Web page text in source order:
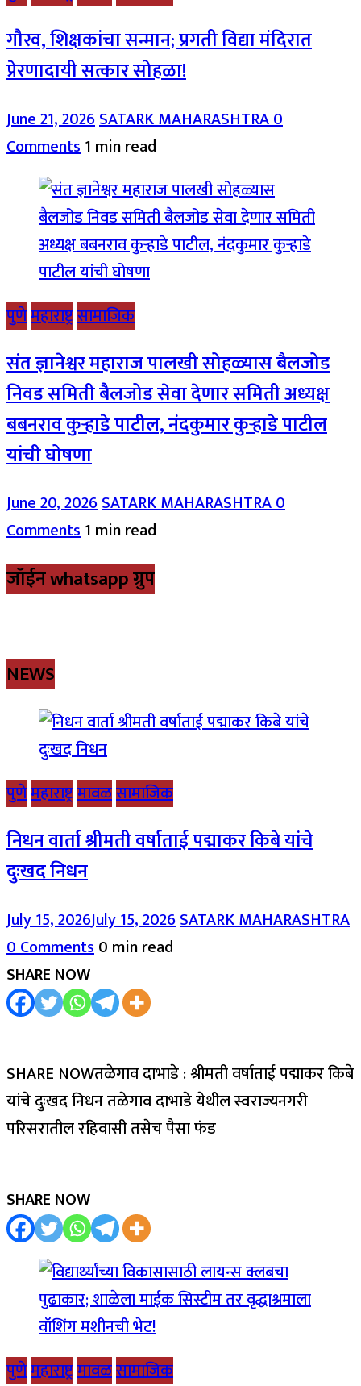
गौरव, शिक्षकांचा सन्मान; प्रगती विद्या मंदिरात
प्रेरणादायी सत्कार सोहळा!
June 21, 2026SATARK MAHARASHTRA0
Comments1 min read
पुणेमहाराष्ट्रसामाजिक
संत ज्ञानेश्वर महाराज पालखी सोहळ्यास बैलजोड
निवड समिती बैलजोड सेवा देणार समिती अध्यक्ष
बबनराव कुऱ्हाडे पाटील, नंदकुमार कुऱ्हाडे पाटील
यांची घोषणा
June 20, 2026SATARK MAHARASHTRA0
Comments1 min read
जॉईन whatsapp ग्रुप
NEWS
पुणेमहाराष्ट्रमावळसामाजिक
निधन वार्ता श्रीमती वर्षाताई पद्माकर किबे यांचे
दुःखद निधन
July 15, 2026July 15, 2026SATARK MAHARASHTRA
0 Comments0 min read
SHARE NOW
SHARE NOWतळेगाव दाभाडे : श्रीमती वर्षाताई पद्माकर किबे
यांचे दुःखद निधन तळेगाव दाभाडे येथील स्वराज्यनगरी
परिसरातील रहिवासी तसेच पैसा फंड
SHARE NOW
पुणेमहाराष्ट्रमावळसामाजिक